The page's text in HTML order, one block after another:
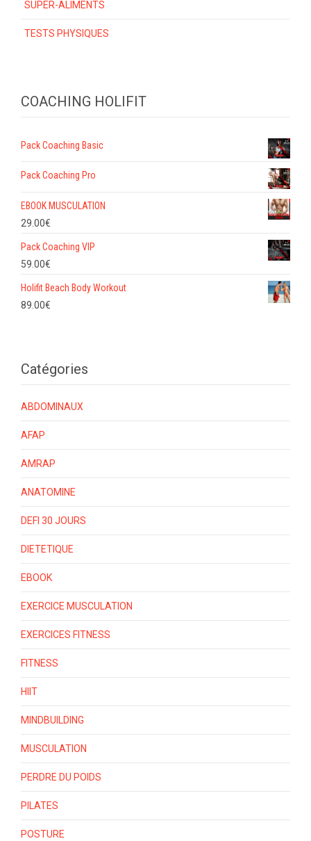
SUPER-ALIMENTS
TESTS PHYSIQUES
COACHING HOLIFIT
Pack Coaching Basic
Pack Coaching Pro
EBOOK MUSCULATION
29.00€
Pack Coaching VIP
59.00€
Holifit Beach Body Workout
89.00€
Catégories
ABDOMINAUX
AFAP
AMRAP
ANATOMINE
DEFI 30 JOURS
DIETETIQUE
EBOOK
EXERCICE MUSCULATION
EXERCICES FITNESS
FITNESS
HIIT
MINDBUILDING
MUSCULATION
PERDRE DU POIDS
PILATES
POSTURE